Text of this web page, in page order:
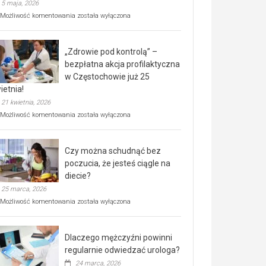
5 maja, 2026
Możliwość komentowania Rusza
rehabilitacji
dla
seniorów!
została wyłączona
„Zdrowie pod kontrolą” –
bezpłatna akcja profilaktyczna
w Częstochowie już 25
21 kwietnia, 2026
Możliwość komentowania „Zdrowie
bezpłatna
akcja
profilaktyczna
w
już
kwietnia!
została wyłączona
Czy można schudnąć bez
poczucia, że jesteś ciągle na
diecie?
25 marca, 2026
Możliwość komentowania Czy
poczucia,
że
została wyłączona
Dlaczego mężczyźni powinni
regularnie odwiedzać urologa?
24 marca, 2026